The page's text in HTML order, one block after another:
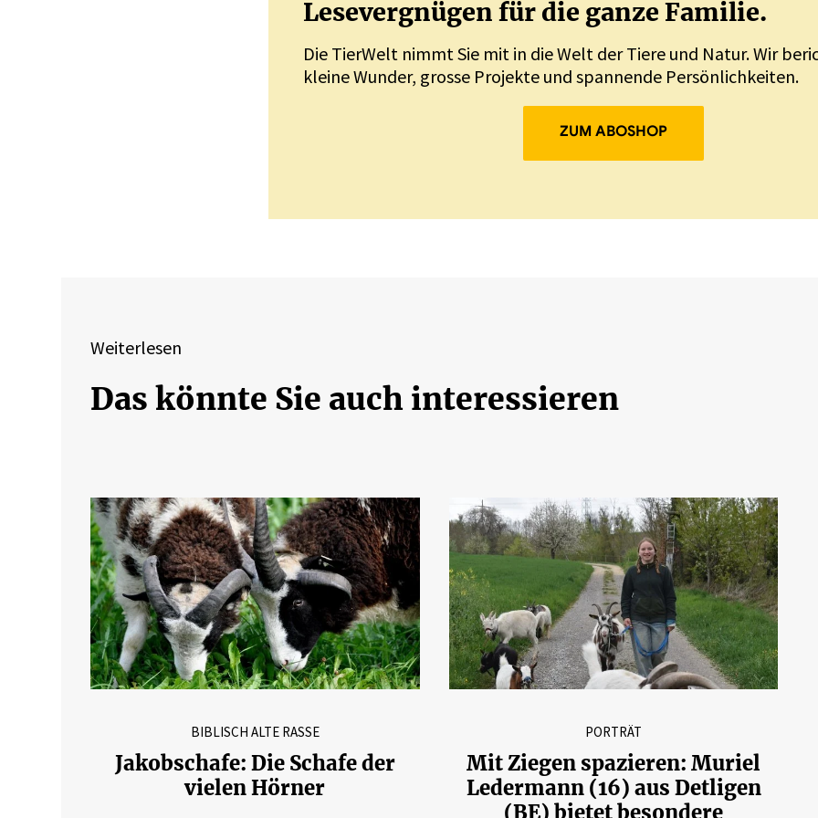
Lesevergnügen für die ganze Familie.
Die TierWelt nimmt Sie mit in die Welt der Tiere und Natur. Wir
kleine Wunder, grosse Projekte und spannende Persönlichkeiten.
ZUM ABOSHOP
Weiterlesen
Das könnte Sie auch interessieren
BIBLISCH ALTE RASSE
Jakobschafe: Die Schafe der
vielen Hörner
PORTRÄT
Mit Ziegen spazieren: Muriel
Ledermann (16) aus Detligen
(BE) bietet besondere